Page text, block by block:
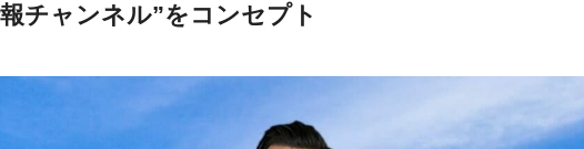
チャンネル”をコンセプト